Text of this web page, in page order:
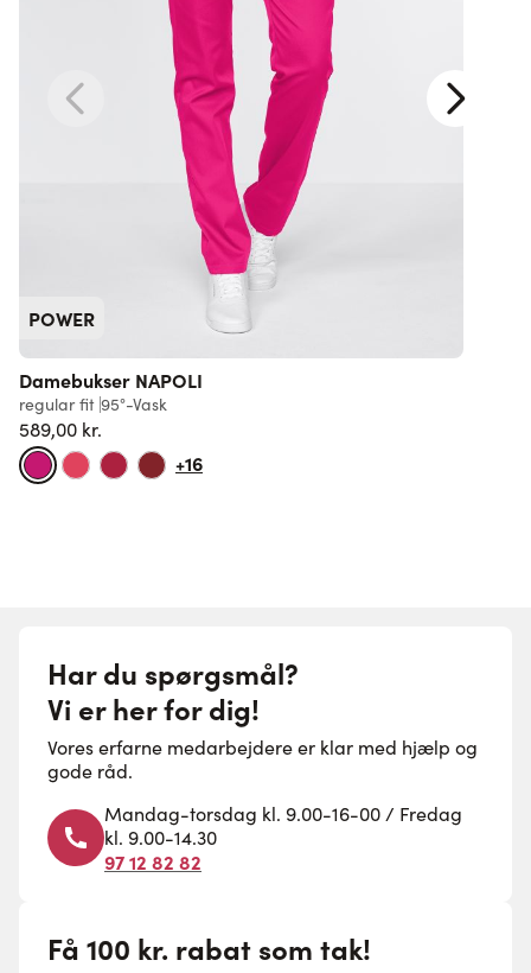
POWER
Damebukser NAPOLI
regular fit 95°-Vask
589,00 kr.
+16
Har du spørgsmål?
Vi er her for dig!
Vores erfarne medarbejdere er klar med hjælp og
gode råd.
Mandag-torsdag kl. 9.00-16-00 / Fredag
kl. 9.00-14.30
97 12 82 82
Få 100 kr. rabat som tak!